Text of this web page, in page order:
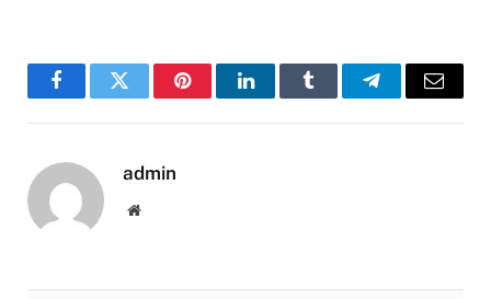
FacebookTwitter PinterestLinkedInTumblr TelegramEmail
admin
Website